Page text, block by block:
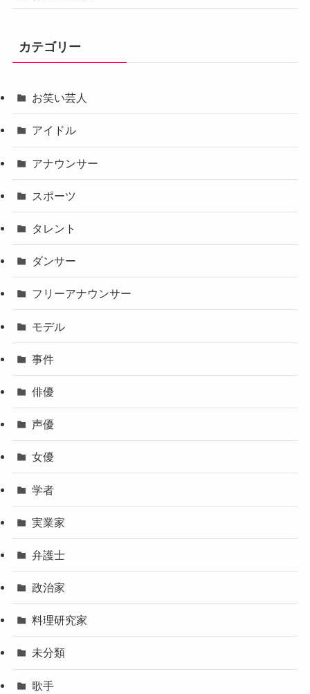
カテゴリー
お笑い芸人
アイドル
アナウンサー
スポーツ
タレント
ダンサー
フリーアナウンサー
モデル
事件
俳優
声優
女優
学者
実業家
弁護士
政治家
料理研究家
未分類
歌手